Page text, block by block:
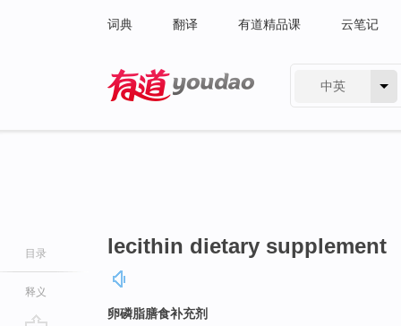
词典 翻译 有道精品课 云笔记
中英
目录
释义
lecithin dietary supplement
卵磷脂膳食补充剂